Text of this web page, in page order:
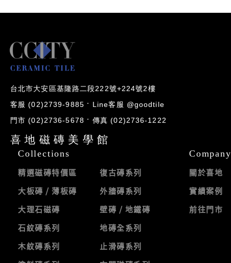
台北市大安區基隆路二段222號+224號2樓
客服 (02)2739-9885 Line客服 @goodtile
門市 (02)2736-5678 傳真 (02)2736-1222
喜地磁磚美學館
Collections
精選磁磚特價區
大板磚 / 薄板磚
大理石磁磚
石紋磚系列
木紋磚系列
復古磚系列
外牆磚系列
壁磚 / 地鐵磚
地磚全系列
止滑磚系列
Company
關於喜地
實績案例
前往門市